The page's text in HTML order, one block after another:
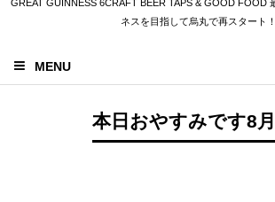
GREAT GUINNESS 6CRAFT BEER TAPS & GOOD FOOD
ネスを目指して烏丸で再スタート！
MENU
本日おやすみです8